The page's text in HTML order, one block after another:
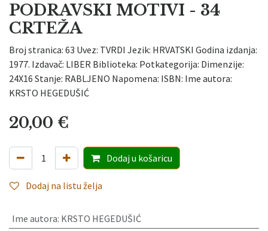
PODRAVSKI MOTIVI - 34
CRTEŽA
Broj stranica: 63 Uvez: TVRDI Jezik: HRVATSKI Godina izdanja:
1977. Izdavač: LIBER Biblioteka: Potkategorija: Dimenzije:
24X16 Stanje: RABLJENO Napomena: ISBN: Ime autora:
KRSTO HEGEDUŠIĆ
20,00 €
Dodaju košaricu
Dodaj na listu želja
Ime autora: KRSTO HEGEDUŠIĆ